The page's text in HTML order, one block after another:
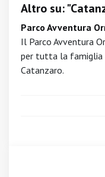
Altro su:
Parco Avventura
Il Parco Avventura
per tutta la famiglia
Catanzaro.